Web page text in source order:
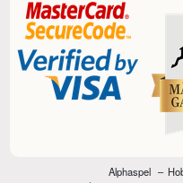
Alphaspel